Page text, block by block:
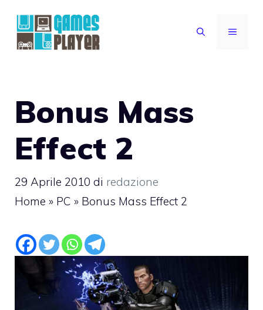
contenuto
MENU
Bonus Mass
Effect 2
29 Aprile 2010 di redazione
Home » PC » Bonus Mass Effect 2